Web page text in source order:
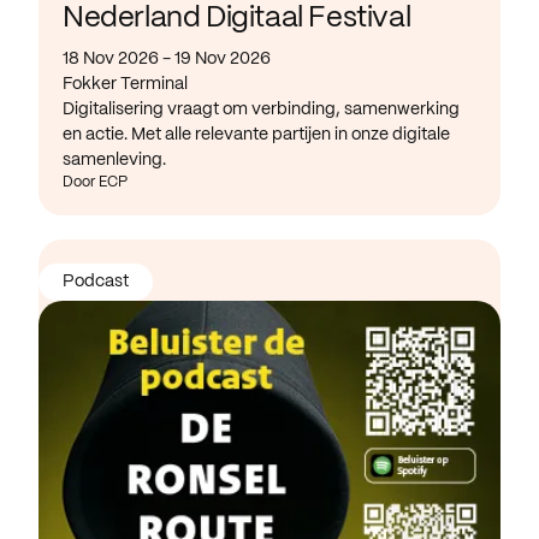
Nederland Digitaal Festival
18 Nov 2026 - 19 Nov 2026
Fokker Terminal
Digitalisering vraagt om verbinding, samenwerking
en actie. Met alle relevante partijen in onze digitale
samenleving.
Door ECP
Podcast